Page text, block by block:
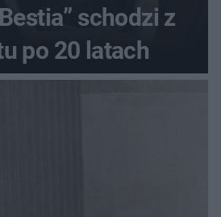
schodzi z
po 20 latach